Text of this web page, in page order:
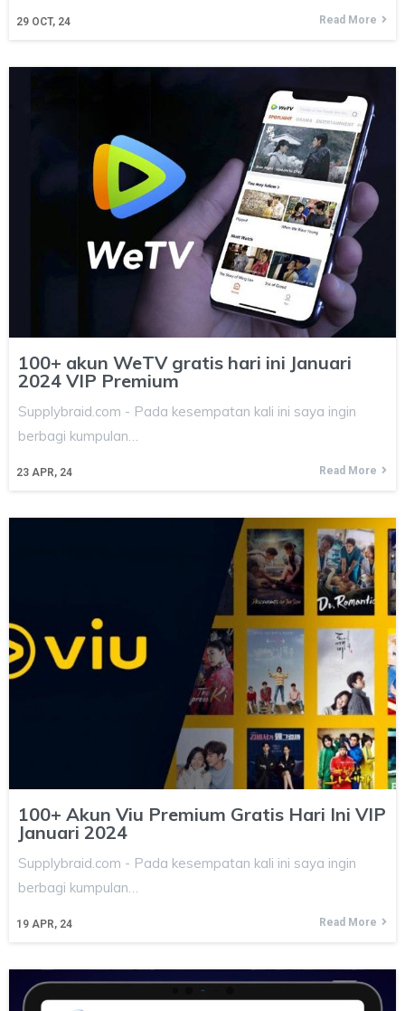
29 OCT, 24 Read More
100+ akun WeTV gratis hari ini Januari
2024 VIP Premium
23 APR, 24
Supplybraid.com - Pada kesempatan kali ini saya ingin
berbagi kumpulan…
Read More
100+ Akun Viu Premium Gratis Hari Ini VIP
Januari 2024
19 APR, 24
Supplybraid.com - Pada kesempatan kali ini saya ingin
berbagi kumpulan…
Read More